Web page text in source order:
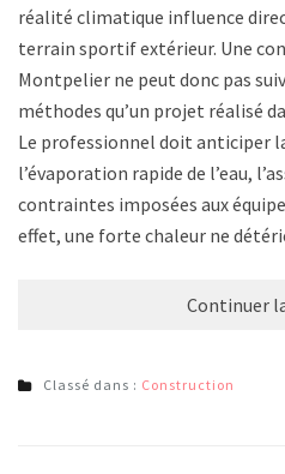
réalité climatique influence
terrain sportif extérieur. Une
Montpelier ne peut donc pas
méthodes qu’un projet réalisé
Le professionnel doit anticiper
l’évaporation rapide de l’eau,
contraintes imposées aux
effet, une forte chaleur ne
Continuer
Classé dans : Construction